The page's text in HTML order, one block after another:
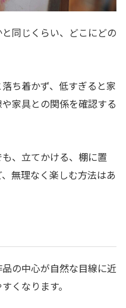
同じくらい、どこにどの
ち着かず、低すぎると家
家具との関係を確認する
、立てかける、棚に置
無理なく楽しむ方法はあ
の中心が自然な目線に近
くなります。